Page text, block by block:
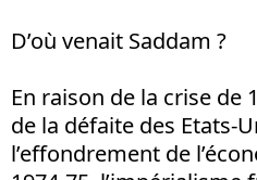
D’où venait Saddam ?
En raison de la crise de
de la défaite des Etats-
l’effondrement de